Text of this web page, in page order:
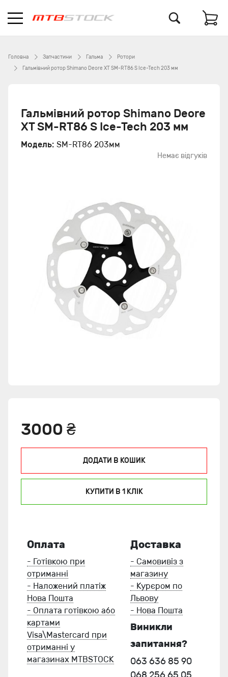
Головна Запчастини Гальма
Ротори
Гальмівний ротор Shimano Deore XT SM-RT86 S Ice-Tech 203 мм
Гальмівний ротор Shimano Deore
XT SM-RT86 S Ice-Tech 203 мм
Модель: SM-RT86 203мм
Немає відгуків
3000 ₴
ДОДАТИ В КОШИК
КУПИТИ В 1 КЛIК
Оплата
- Готівкою при
отриманні
- Наложений платіж
Нова Пошта
- Оплата готівкою або
картами
Visa\Mastercard при
отриманні у
магазинах MTBSTOCK
Доставка
- Самовивіз з
магазину
- Курєром по
Львову
- Нова Пошта
Виникли
запитання?
063 636 85 90